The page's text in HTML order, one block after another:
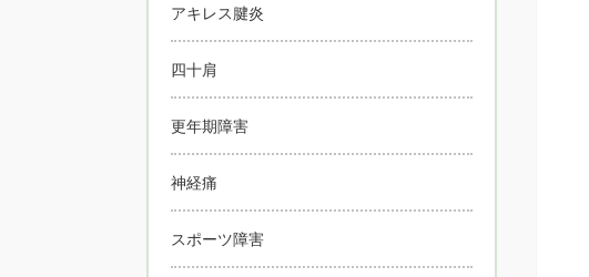
アキレス腱炎
四十肩
更年期障害
神経痛
スポーツ障害